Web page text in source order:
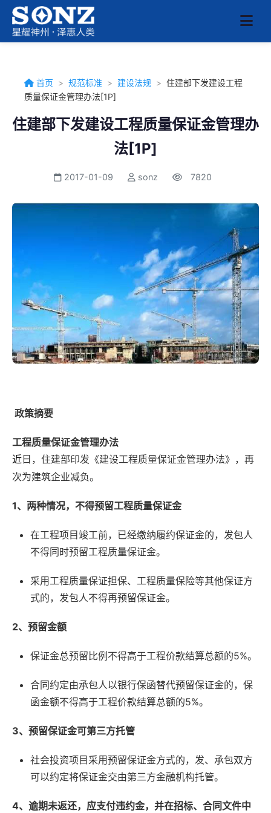
首页 > 规范标准 > 建设法规 > 住建部下发建设工程
质量保证金管理办法[1P]
住建部下发建设工程质量保证金管理办
法[1P]
2017-01-09 sonz 7820
政策摘要
工程质量保证金管理办法
近日，住建部印发《建设工程质量保证金管理办法》，再
次为建筑企业减负。
1、两种情况，不得预留工程质量保证金
在工程项目竣工前，已经缴纳履约保证金的，发包人
不得同时预留工程质量保证金。
采用工程质量保证担保、工程质量保险等其他保证方
式的，发包人不得再预留保证金。
2、预留金额
保证金总预留比例不得高于工程价款结算总额的5%。
合同约定由承包人以银行保函替代预留保证金的，保
函金额不得高于工程价款结算总额的5%。
3、预留保证金可第三方托管
社会投资项目采用预留保证金方式的，发、承包双方
可以约定将保证金交由第三方金融机构托管。
4、 逾期未返还，应支付违约金，并在招标、合同文件中